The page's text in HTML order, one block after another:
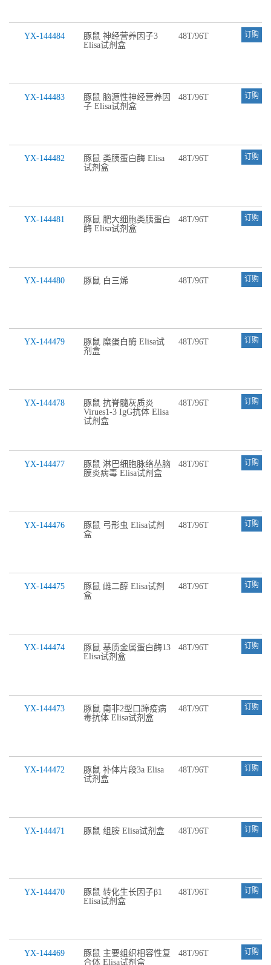
YX-144484
豚鼠 神经营养因子3
Elisa试剂盒
48T/96T 订购
YX-144483
豚鼠 脑源性神经营养因
子 Elisa试剂盒
48T/96T 订购
YX-144482
豚鼠 类胰蛋白酶 Elisa
试剂盒
48T/96T 订购
YX-144481
豚鼠 肥大细胞类胰蛋白
酶 Elisa试剂盒
48T/96T 订购
YX-144480 豚鼠 白三烯 48T/96T 订购
YX-144479
豚鼠 糜蛋白酶 Elisa试
剂盒
48T/96T 订购
YX-144478
豚鼠 抗脊髓灰质炎
Virues1-3 IgG抗体 Elisa
试剂盒
48T/96T 订购
YX-144477
豚鼠 淋巴细胞脉络丛脑
膜炎病毒 Elisa试剂盒
48T/96T 订购
YX-144476
豚鼠 弓形虫 Elisa试剂
盒
48T/96T 订购
YX-144475
豚鼠 雌二醇 Elisa试剂
盒
48T/96T 订购
YX-144474
豚鼠 基质金属蛋白酶13
Elisa试剂盒
48T/96T 订购
YX-144473
豚鼠 南非2型口蹄疫病
毒抗体 Elisa试剂盒
48T/96T 订购
YX-144472
豚鼠 补体片段3a Elisa
试剂盒
48T/96T 订购
YX-144471 豚鼠 组胺 Elisa试剂盒 48T/96T 订购
YX-144470
豚鼠 转化生长因子β1
Elisa试剂盒
48T/96T 订购
YX-144469
豚鼠 主要组织相容性复
合体 Elisa试剂盒
48T/96T 订购